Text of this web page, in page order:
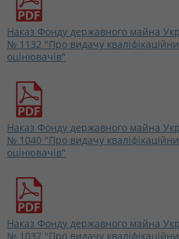
Наказ Фонду державного майна
№ 1132 "Про видачу
оцінювачів"
Наказ Фонду державного майна
№ 1040 "Про видачу
оцінювачів"
Наказ Фонду державного майна
№ 1037 "Про видачу